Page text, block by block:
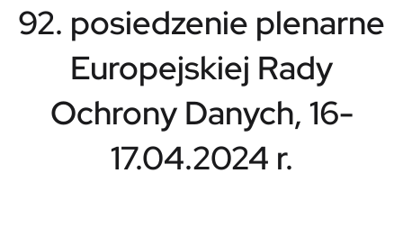
92. posiedzenie plenarne
Europejskiej Rady
Ochrony Danych, 16-
17.04.2024 r.